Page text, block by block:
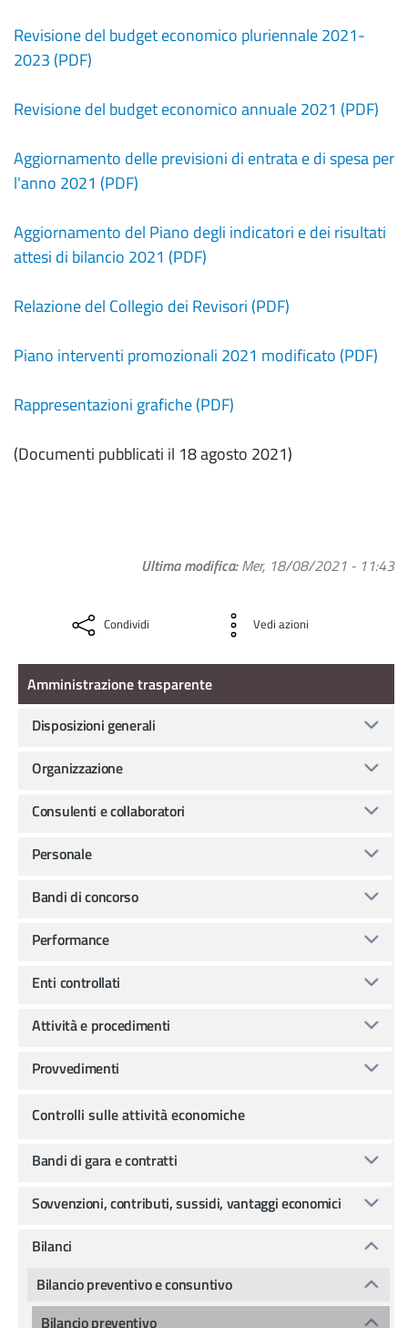
Revisione del budget economico pluriennale 2021-
2023 (PDF)
Revisione del budget economico annuale 2021 (PDF)
Aggiornamento delle previsioni di entrata e di spesa per
l'anno 2021 (PDF)
Aggiornamento del Piano degli indicatori e dei risultati
attesi di bilancio 2021 (PDF)
Relazione del Collegio dei Revisori (PDF)
Piano interventi promozionali 2021 modificato (PDF)
Rappresentazioni grafiche (PDF)
(Documenti pubblicati il 18 agosto 2021)
Ultima modifica Mer, 18/08/2021 - 11:43
Condividi Vedi azioni
Amministrazione Trasparente
Amministrazione trasparente
Disposizioni generali
Organizzazione
Consulenti e collaboratori
Personale
Bandi di concorso
Performance
Enti controllati
Attività e procedimenti
Provvedimenti
Controlli sulle attività economiche
Bandi di gara e contratti
Sovvenzioni, contributi, sussidi, vantaggi economici
Bilanci
Bilancio preventivo e consuntivo
Bilancio preventivo